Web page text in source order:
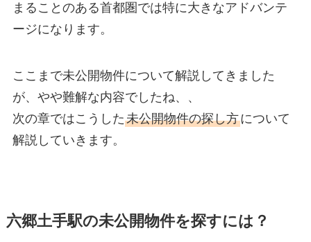
まることのある首都圏では特に大きなアドバンテ
ージになります。
ここまで未公開物件について解説してきました
が、やや難解な内容でしたね、、
次の章ではこうした未公開物件の探し方について
解説していきます。
六郷土手駅の未公開物件を探すには？